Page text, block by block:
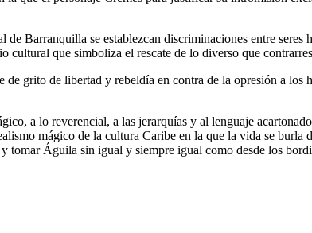
Barranquilla se establezcan discriminaciones entre seres
que simboliza el rescate de lo diverso que
grito de libertad y rebeldía en contra de la opresión a
a lo reverencial, a las jerarquías y al lenguaje
mágico de la cultura Caribe en la que la vida se
tomar Águila sin igual y siempre igual como desde los